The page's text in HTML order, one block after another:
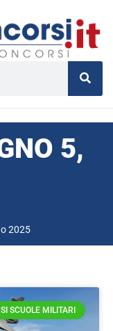
5,
2025
SCUOLE MILITARI